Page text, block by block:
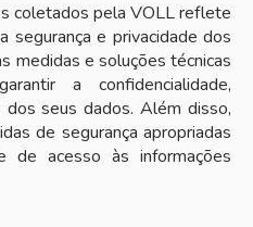
coletados pela VOLL reflete
segurança e privacidade dos
medidas e soluções técnicas
a confidencialidade,
seus dados. Além disso,
de segurança apropriadas
de acesso às informações